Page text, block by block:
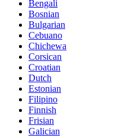
Bengali
Bosnian
Bulgarian
Cebuano
Chichewa
Corsican
Croatian
Dutch
Estonian
Filipino
Finnish
Frisian
Galician